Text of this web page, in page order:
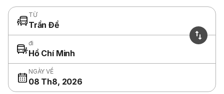
TỪ
Trần Đề
đi
Hồ Chí Minh
NGÀY VỀ
08 Th8, 2026